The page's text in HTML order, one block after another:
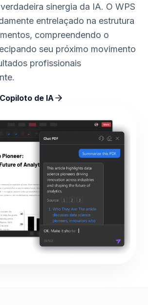
sinergia da IA. O WPS
entrelaçado na estrutura
compreendendo o
seu próximo movimento
profissionais
de IA